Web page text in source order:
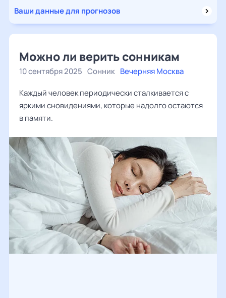
Ваши данные для прогнозов
Можно ли верить сонникам
10 сентября 2025 Сонник Вечерняя Москва
Каждый человек периодически сталкивается с
яркими сновидениями, которые надолго остаются
в памяти.